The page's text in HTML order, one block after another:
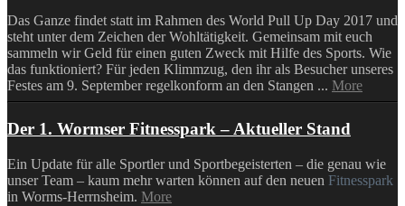
Das Ganze findet statt im Rahmen des World Pull Up Day 2017 und
steht unter dem Zeichen der Wohltätigkeit. Gemeinsam mit euch
sammeln wir Geld für einen guten Zweck mit Hilfe des Sports. Wie
das funktioniert? Für jeden Klimmzug, den ihr als Besucher unseres
Festes am 9. September regelkonform an den Stangen ... More
Der 1. Wormser Fitnesspark – Aktueller Stand
Ein Update für alle Sportler und Sportbegeisterten – die genau wie
unser Team – kaum mehr warten können auf den neuen Fitnesspark
in Worms-Herrnsheim. More